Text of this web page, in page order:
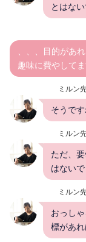
とはな
、、、目的があ
趣味に費やして
ミルン
そうで
ミルン
ただ、
はないで
ミルン
おっし
標があ